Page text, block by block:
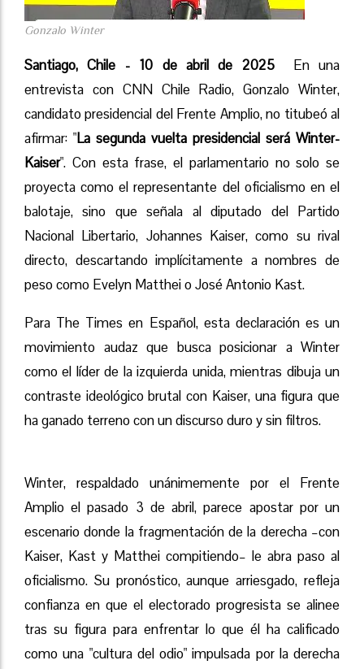
Gonzalo Winter
Santiago, Chile - 10 de abril de 2025En una
entrevista con CNN Chile Radio, Gonzalo Winter,
candidato presidencial del Frente Amplio, no titubeó al
afirmar: "La segunda vuelta presidencial será Winter-
Kaiser". Con esta frase, el parlamentario no solo se
proyecta como el representante del oficialismo en el
balotaje, sino que señala al diputado del Partido
Nacional Libertario, Johannes Kaiser, como su rival
directo, descartando implícitamente a nombres de
peso como Evelyn Matthei o José Antonio Kast.
Para The Times en Español, esta declaración es un
movimiento audaz que busca posicionar a Winter
como el líder de la izquierda unida, mientras dibuja un
contraste ideológico brutal con Kaiser, una figura que
ha ganado terreno con un discurso duro y sin filtros.
Winter, respaldado unánimemente por el Frente
Amplio el pasado 3 de abril, parece apostar por un
escenario donde la fragmentación de la derecha –con
Kaiser, Kast y Matthei compitiendo– le abra paso al
oficialismo. Su pronóstico, aunque arriesgado, refleja
confianza en que el electorado progresista se alinee
tras su figura para enfrentar lo que él ha calificado
como una "cultura del odio" impulsada por la derecha